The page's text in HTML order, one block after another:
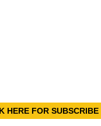
HERE FOR SUBSCRIBE